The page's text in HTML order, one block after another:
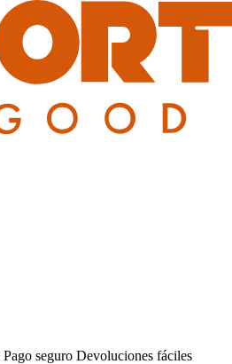
Pago seguro Devoluciones fáciles